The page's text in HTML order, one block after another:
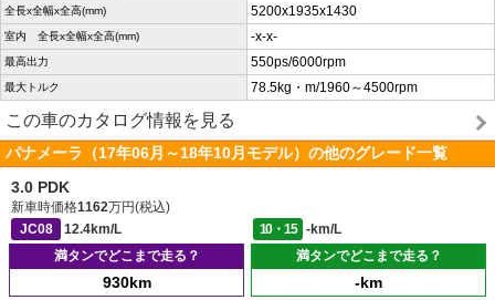
全長x全幅x全高(mm) 5200x1935x1430
室内 全長x全幅x全高(mm) -x-x-
最高出力 550ps/6000rpm
最大トルク 78.5kg・m/1960～4500rpm
この車のカタログ情報を見る
パナメーラ（17年06月～18年10月モデル）の他のグレード一覧
3.0 PDK
新車時価格1162万円(税込)
JC08
12.4km/L 10・15
-km/L
満タンでどこまで走る？
930km
満タンでどこまで走る？
-km